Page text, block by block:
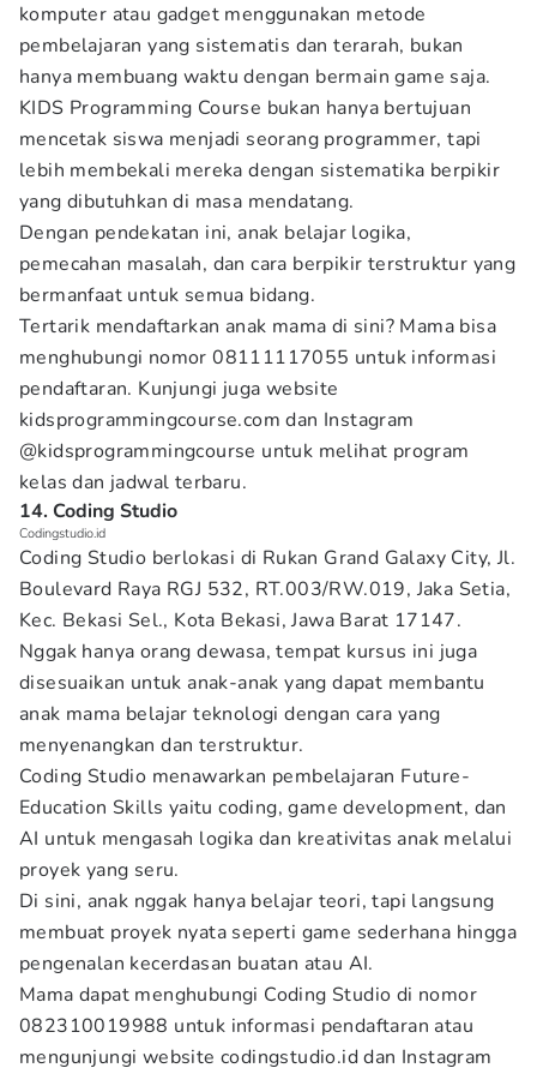
komputer atau gadget menggunakan metode
pembelajaran yang sistematis dan terarah, bukan
hanya membuang waktu dengan bermain game saja.
KIDS Programming Course bukan hanya bertujuan
mencetak siswa menjadi seorang programmer, tapi
lebih membekali mereka dengan sistematika berpikir
yang dibutuhkan di masa mendatang.
Dengan pendekatan ini, anak belajar logika,
pemecahan masalah, dan cara berpikir terstruktur yang
bermanfaat untuk semua bidang.
Tertarik mendaftarkan anak mama di sini? Mama bisa
menghubungi nomor 08111117055 untuk informasi
pendaftaran. Kunjungi juga website
kidsprogrammingcourse.com dan Instagram
@kidsprogrammingcourse untuk melihat program
kelas dan jadwal terbaru.
14. Coding Studio
Codingstudio.id
Coding Studio berlokasi di Rukan Grand Galaxy City, Jl.
Boulevard Raya RGJ 532, RT.003/RW.019, Jaka Setia,
Kec. Bekasi Sel., Kota Bekasi, Jawa Barat 17147.
Nggak hanya orang dewasa, tempat kursus ini juga
disesuaikan untuk anak-anak yang dapat membantu
anak mama belajar teknologi dengan cara yang
menyenangkan dan terstruktur.
Coding Studio menawarkan pembelajaran Future-
Education Skills yaitu coding, game development, dan
AI untuk mengasah logika dan kreativitas anak melalui
proyek yang seru.
Di sini, anak nggak hanya belajar teori, tapi langsung
membuat proyek nyata seperti game sederhana hingga
pengenalan kecerdasan buatan atau AI.
Mama dapat menghubungi Coding Studio di nomor
082310019988 untuk informasi pendaftaran atau
mengunjungi website codingstudio.id dan Instagram